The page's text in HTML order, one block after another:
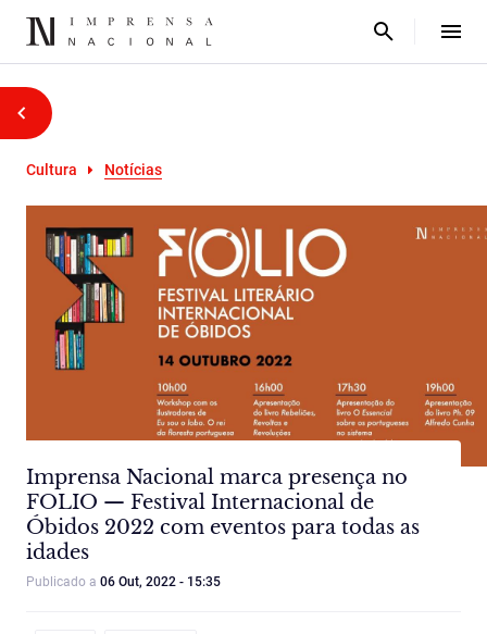
Cultura Notícias
Imprensa Nacional marca presença no
FOLIO — Festival Internacional de
Óbidos 2022 com eventos para todas as
idades
Publicado a 06 Out, 2022 - 15:35